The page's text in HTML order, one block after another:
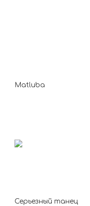
Matluba
Серьезный танец